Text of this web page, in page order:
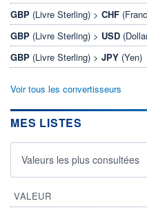
GBP (Livre Sterling) > CHF
GBP (Livre Sterling) > USD
GBP (Livre Sterling) > JPY (Yen)
Voir tous les convertisseurs
MES LISTES
Valeurs les plus consultées
VALEUR